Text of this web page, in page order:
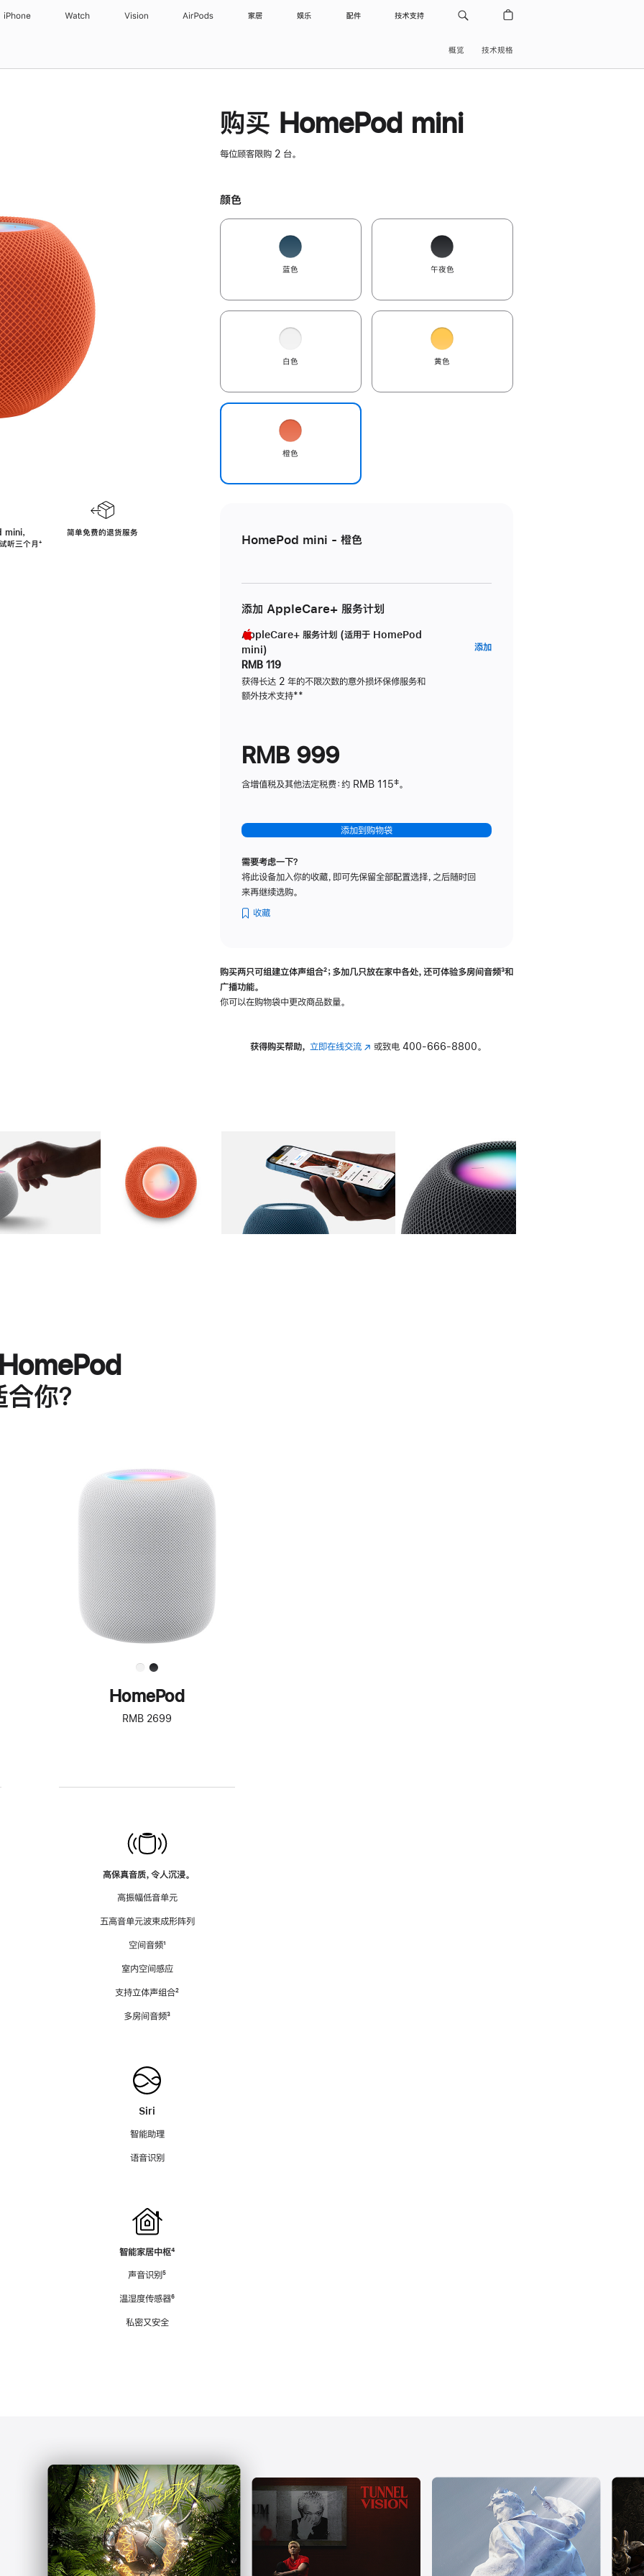
iPhone Watch Vision AirPods 家居 娱乐 配件 技术支持
概览 技术规格
，
听三个月脚
⁺
简单免费的退货服务
购买 HomePod mini
每位顾客限购 2 台。
颜色
蓝色 午夜色
白色 黄色
橙色
HomePod mini - 橙色
添加 AppleCare+ 服务计划
AppleCare+ 服务计划 (适用于 HomePod
mini)
RMB 119
获得长达 2 年的不限次数的意外损坏保修服务和
额外技术支持脚
**
添加AppleCare+
RMB 999
含增值税及其他法定税费：约 RMB 115‡。
添加到购物袋
需要考虑一下？
将此设备加入你的收藏，即可先保留全部配置选择，之后随时回
来再继续选购。
收藏
购买两只可组建立体声组合脚
²；多加几只放在家中各处，还可体验多‍房‍间音频脚
³和
广播功能。
你可以在购物袋中更改商品数量。
获得购买帮助， 立即在线交流(在 或致电 400-666-8800。
图库 图像 图库 图像 图库 图像 4 图库 图像 5
你？
进
一
步
了
解
HomePod<
HomePod
RMB 2699
高保真音质，令人沉浸。
高振幅低音单元
五高音单元波束成形阵列
空间音频脚
¹
室内空间感应
支持立体声组合脚
²
多房间音频脚
³
Siri
智能助理
语音识别
智能家居中枢脚
⁴
声音识别脚
⁵
温湿度传感器脚
⁶
私密又安全